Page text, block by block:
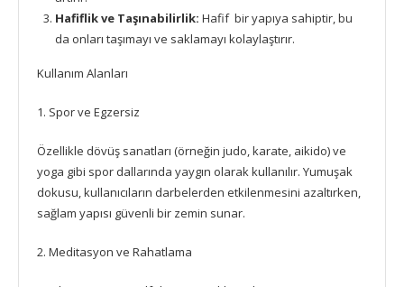
Hafiflik ve Taşınabilirlik: Hafif bir yapıya sahiptir, bu
da onları taşımayı ve saklamayı kolaylaştırır.
Kullanım Alanları
1. Spor ve Egzersiz
Özellikle dövüş sanatları (örneğin judo, karate, aikido) ve
yoga gibi spor dallarında yaygın olarak kullanılır. Yumuşak
dokusu, kullanıcıların darbelerden etkilenmesini azaltırken,
sağlam yapısı güvenli bir zemin sunar.
2. Meditasyon ve Rahatlama